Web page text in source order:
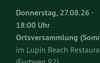
Donnerstag, 27.08.26 ·
18:00 Uhr
Ortsversammlung
im Lupin Beach